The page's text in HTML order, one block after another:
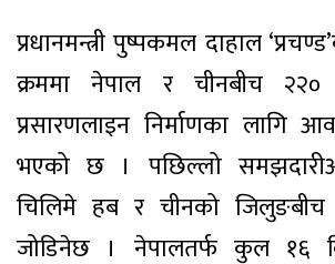
प्रधानमन्त्री पुष्पकमल दाहाल
क्रममा नेपाल र चीनबीच २२०
प्रसारणलाइन निर्माणका लागि
भएको छ । पछिल्लो
चिलिमे हब र चीनको जिलुङबीच
जोडिनेछ । नेपालतर्फ कुल १६